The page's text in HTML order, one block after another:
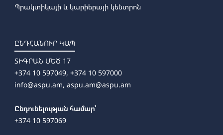
Պրակտիկայի և կարիերայի կենտրոն
ԸՆԴՀԱՆՈՒՐ ԿԱՊ
ՏԻԳՐԱՆ ՄԵԾ 17
+374 10 597049, +374 10 597000
info@aspu.am, aspu.am@aspu.am
Ընդունելության համար՝
+374 10 597069